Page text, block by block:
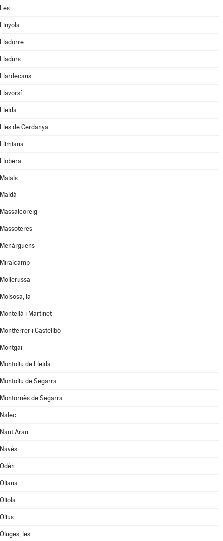
Les
Linyola
Lladorre
Lladurs
Llardecans
Llavorsí
Lleida
Lles de Cerdanya
Llimiana
Llobera
Maials
Maldà
Massalcoreig
Massoteres
Menàrguens
Miralcamp
Mollerussa
Molsosa, la
Montellà i Martinet
Montferrer i Castellbò
Montgai
Montoliu de Lleida
Montoliu de Segarra
Montornès de Segarra
Nalec
Naut Aran
Navès
Odèn
Oliana
Oliola
Olius
Oluges, les